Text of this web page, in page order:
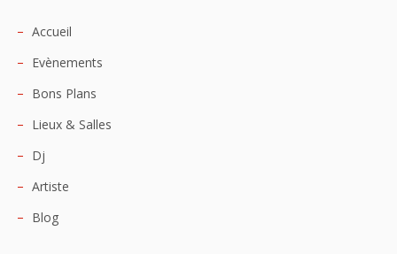
Accueil
Evènements
Bons Plans
Lieux & Salles
Dj
Artiste
Blog